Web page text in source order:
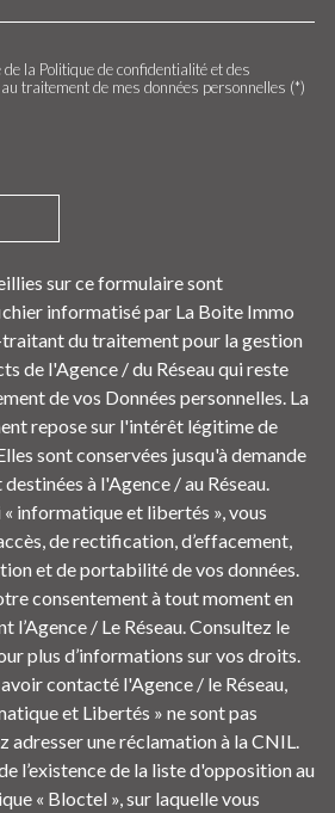
la Politique de confidentialité et des
traitement de mes données personnelles (*)
sur ce formulaire sont
informatisé par La Boite Immo
du traitement pour la gestion
de l'Agence / du Réseau qui reste
de vos Données personnelles. La
repose sur l'intérêt légitime de
sont conservées jusqu'à demande
à l'Agence / au Réseau.
informatique et libertés », vous
de rectification, d’effacement,
et de portabilité de vos données.
consentement à tout moment en
/ Le Réseau. Consultez le
plus d’informations sur vos droits.
contacté l'Agence / le Réseau,
et Libertés » ne sont pas
adresser une réclamation à la CNIL.
l’existence de la liste d'opposition au
« Bloctel », sur laquelle vous